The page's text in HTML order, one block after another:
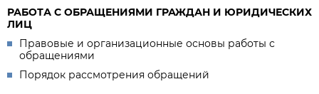
РАБОТА С ОБРАЩЕНИЯМИ ГРАЖДАН И ЮРИДИЧЕСКИХ
ЛИЦ
Правовые и организационные основы работы с
обращениями
Порядок рассмотрения обращений